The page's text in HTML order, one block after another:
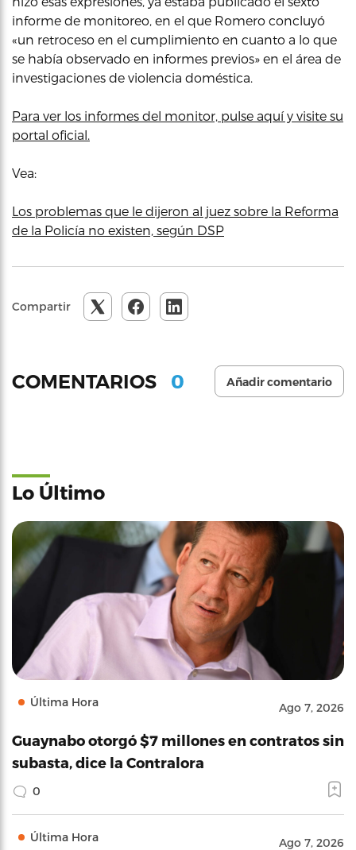
informe de monitoreo, en el que Romero concluyó
«un retroceso en el cumplimiento en cuanto a lo que
se había observado en informes previos» en el área de
investigaciones de violencia doméstica.
Para ver los informes del monitor, pulse aquí y visite su
portal oficial.
Vea:
Los problemas que le dijeron al juez sobre la Reforma
de la Policía no existen, según DSP
Compartir
COMENTARIOS 0 Añadir comentario
Lo Último
Última Hora Ago 7, 2026
Guaynabo otorgó $7 millones en contratos sin
subasta, dice la Contralora
0
Última Hora Ago 7, 2026